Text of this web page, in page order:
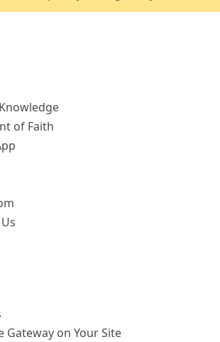
of Faith
Gateway on Your Site